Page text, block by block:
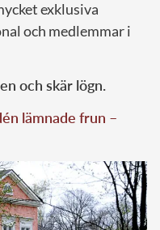
exklusiva
och medlemmar i
och skär lögn.
lämnade frun –